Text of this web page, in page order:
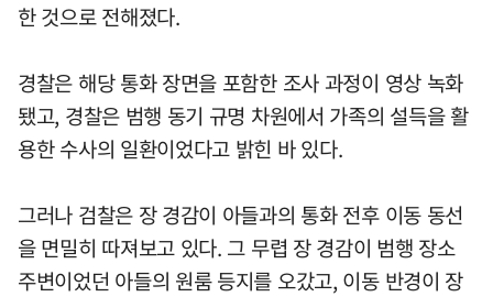
한 것으로 전해졌다.
경찰은 해당 통화 장면을 포함한 조사 과정이 영상 녹화
됐고, 경찰은 범행 동기 규명 차원에서 가족의 설득을 활
용한 수사의 일환이었다고 밝힌 바 있다.
그러나 검찰은 장 경감이 아들과의 통화 전후 이동 동선
을 면밀히 따져보고 있다. 그 무렵 장 경감이 범행 장소
주변이었던 아들의 원룸 등지를 오갔고, 이동 반경이 장